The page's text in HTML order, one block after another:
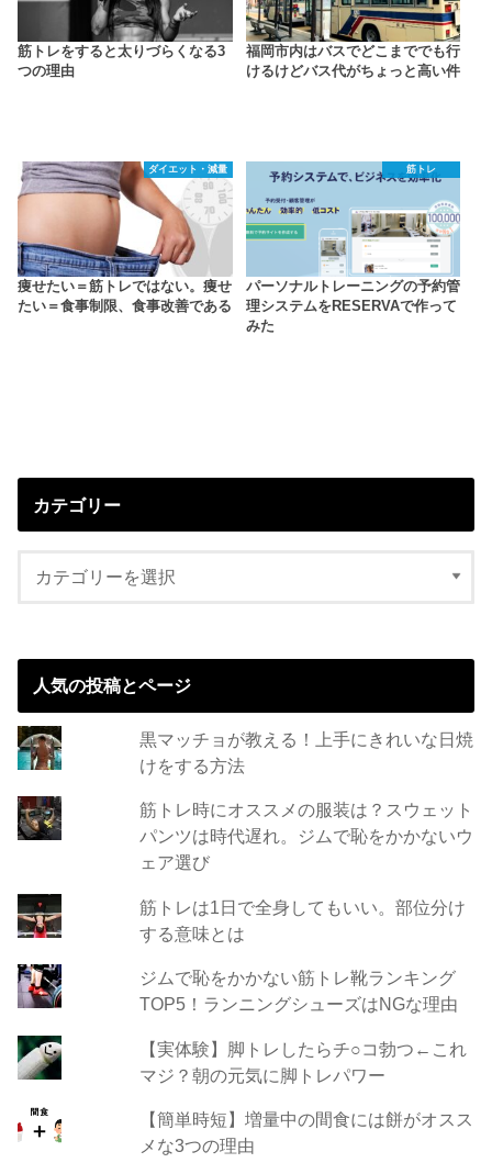
筋トレをすると太りづらくなる3
つの理由
福岡市内はバスでどこまででも行
けるけどバス代がちょっと高い件
ダイエット・減量
痩せたい＝筋トレではない。痩せ
たい＝食事制限、食事改善である
筋トレ
パーソナルトレーニングの予約管
理システムをRESERVAで作って
みた
カテゴリー
人気の投稿とページ
黒マッチョが教える！上手にきれいな日焼
けをする方法
筋トレ時にオススメの服装は？スウェット
パンツは時代遅れ。ジムで恥をかかないウ
ェア選び
筋トレは1日で全身してもいい。部位分け
する意味とは
ジムで恥をかかない筋トレ靴ランキング
TOP5！ランニングシューズはNGな理由
【実体験】脚トレしたらチ○コ勃つ←これ
マジ？朝の元気に脚トレパワー
【簡単時短】増量中の間食には餅がオスス
メな3つの理由